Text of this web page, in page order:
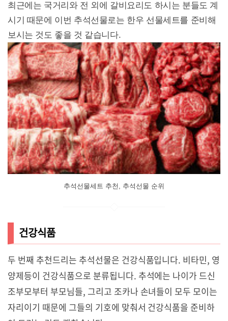
최근에는 국거리와 전 외에 갈비요리도 하시는 분들도 계
시기 때문에 이번 추석선물로는 한우 선물세트를 준비해
보시는 것도 좋을 것 같습니다.
추석선물세트 추천, 추석선물 순위
건강식품
두 번째 추천드리는 추석선물은 건강식품입니다. 비타민, 영
양제등이 건강식품으로 분류됩니다. 추석에는 나이가 드신
조부모부터 부모님들, 그리고 조카나 손녀들이 모두 모이는
자리이기 때문에 그들의 기호에 맞춰서 건강식품을 준비하